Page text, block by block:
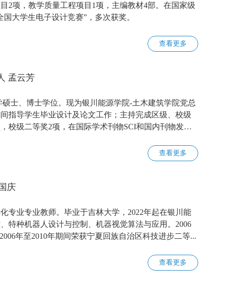
2项，教学质量工程项目1项，主编教材4部。在国家级
大学生电子设计竞赛”，多次获奖。
查看更多
孟云芳
士、博士学位。现为银川能源学院-土木建筑学院党总
指导学生毕业设计及论文工作；主持完成区级、校级
校级二等奖2项，在国际学术刊物SCI和国内刊物发表
查看更多
庆
专业专业教师。毕业于吉林大学，2022年起在银川能
特种机器人设计与控制、机器视觉算法与应用。2006
年至2010年期间荣获宁夏回族自治区科技进步二等...
查看更多